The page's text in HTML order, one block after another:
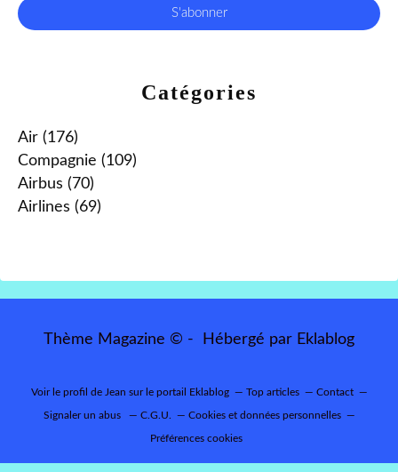
Catégories
Air (176)
Compagnie (109)
Airbus (70)
Airlines (69)
Thème Magazine © - Hébergé par Eklablog
Voir le profil de Jean sur le portail Eklablog Top articles Contact
Signaler un abus C.G.U. Cookies et données personnelles
Préférences cookies